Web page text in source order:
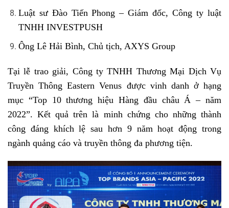
Luật sư Đào Tiến Phong – Giám đốc, Công ty luật
TNHH INVESTPUSH
Ông Lê Hải Bình, Chủ tịch, AXYS Group
Tại lễ trao giải, Công ty TNHH Thương Mại Dịch Vụ
Truyền Thông Eastern Venus được vinh danh ở hạng
mục “Top 10 thương hiệu Hàng đầu châu Á – năm
2022”. Kết quả trên là minh chứng cho những thành
công đáng khích lệ sau hơn 9 năm hoạt động trong
ngành quảng cáo và truyền thông đa phương tiện.